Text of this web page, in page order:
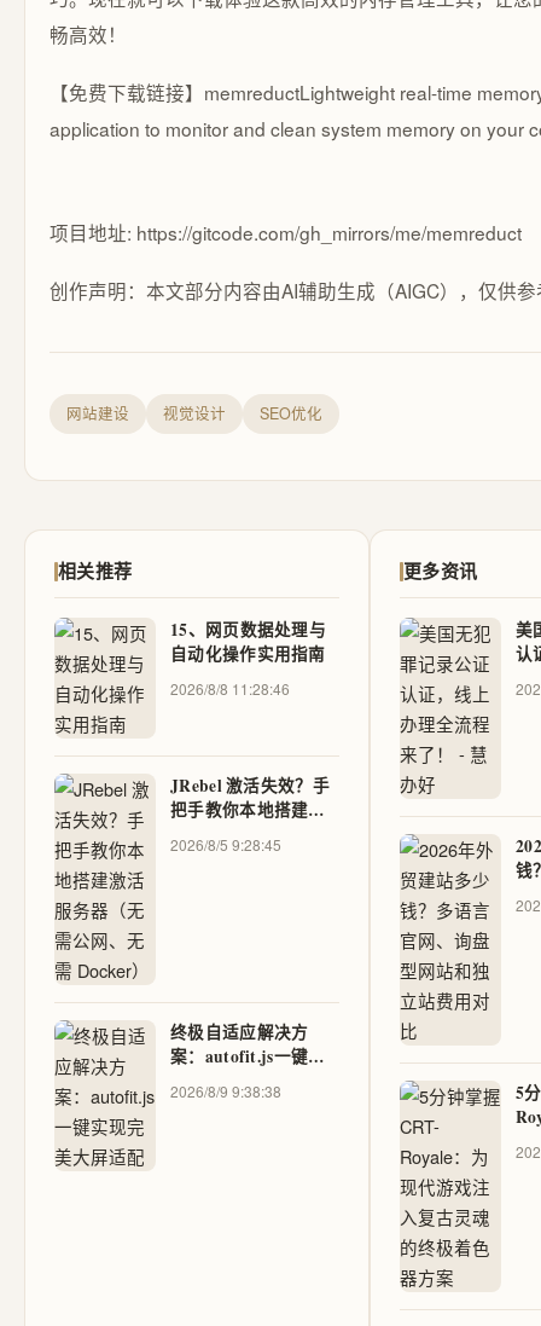
畅高效！
【免费下载链接】memreductLightweight real-time
application to monitor and clean system memory on your
项目地址: https://gitcode.com/gh_mirrors/me/memreduct
创作声明：本文部分内容由AI辅助生成（AIGC），仅供参
网站建设 视觉设计 SEO优化
相关推荐
15、网页数据处理与
自动化操作实用指南
2026/8/8 11:28:46
JRebel 激活失效？手
把手教你本地搭建激
活服务器（无需公
网、无需 Docker）
2026/8/5 9:28:45
终极自适应解决方
案：autofit.js一键实
现完美大屏适配
2026/8/9 9:38:38
更多资讯
美
认
程
钱
盘
用
5
注
着